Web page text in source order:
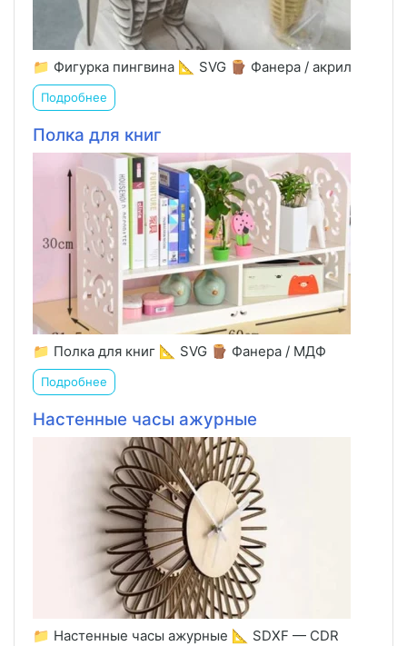
📁 Фигурка пингвина 📐 SVG 🪵 Фанера / акрил
Подробнее
Полка для книг
📁 Полка для книг 📐 SVG 🪵 Фанера / МДФ
Подробнее
Настенные часы ажурные
📁 Настенные часы ажурные 📐 SDXF — CDR